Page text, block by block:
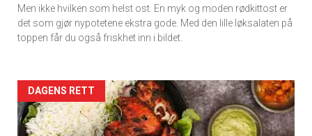
Men ikke hvilken som helst ost. En myk og moden rødkittost er
det som gjør nypotetene ekstra gode. Med den lille løksalaten på
toppen får du også friskhet inn i bildet.
Artikler
detail
DAGENS RETT